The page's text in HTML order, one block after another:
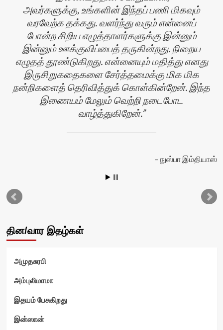
அவர்களுக்கு, உங்களின் இந்தப் பணி மிகவும்
வரவேற்க தக்கது. வளர்ந்து வரும் என்னைப்
போன்ற சிறிய எழுத்தாளர்களுக்கு இன்னும்
இன்னும் ஊக்குவிப்பைத் தருகின்றது. நிறைய
எழுதத் தூண்டுகிறது. என்னையும் மதித்து எனது
இருசிறுகதைகளை சேர்த்தமைக்கு மிக மிக
நன்றிகளைத் தெரிவித்துக் கொள்கின்றேன். இந்த
இணையம் மேலும் வெற்றி நடைபோட
வாழ்த்துகிறேன்.
நுஸ்பா இம்தியாஸ்
தின/வார இதழ்கள்
அமுதசுரபி
அம்புலிமாமா
இதயம் பேசுகிறது
இன்ஸான்